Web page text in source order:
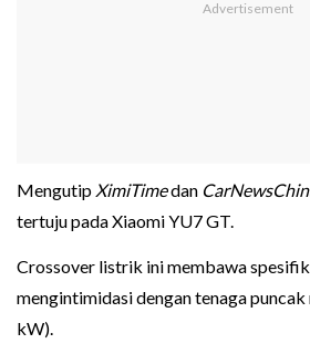
Mengutip XimiTimedan
tertuju pada Xiaomi YU7 GT.
Crossover listrik ini membawa
mengintimidasi dengan tenaga
kW).